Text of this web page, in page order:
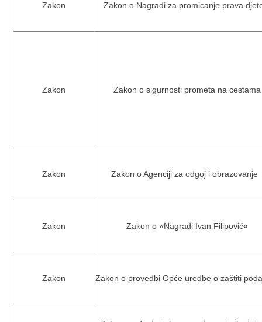
Zakon Zakon o Nagradi za promicanje prava
Zakon Zakon o sigurnosti prometa na cestama
Zakon Zakon o Agenciji za odgoj i
Zakon Zakon o »Nagradi Ivan Filipović«
Zakon Zakon o provedbi Opće uredbe o zaštiti